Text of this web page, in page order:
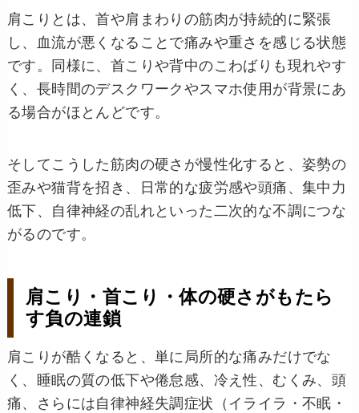
肩こりとは、首や肩まわりの筋肉が持続的に緊張
し、血流が悪くなることで痛みや重さを感じる状態
です。同様に、首こりや背中のこわばりも現れやす
く、長時間のデスクワークやスマホ使用が背景にあ
る場合がほとんどです。
そしてこうした筋肉の硬さが慢性化すると、姿勢の
歪みや猫背を招き、日常的な疲労感や頭痛、集中力
低下、自律神経の乱れといった二次的な不調につな
がるのです。
肩こり・首こり・体の硬さがもたら
す負の連鎖
肩こりが酷くなると、単に局所的な痛みだけでな
く、睡眠の質の低下や倦怠感、冷え性、むくみ、頭
痛、さらには自律神経失調症状（イライラ・不眠・